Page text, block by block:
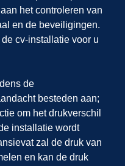
het controleren van
en de beveiligingen.
cv-installatie voor u
de
besteden aan;
om het drukverschil
installatie wordt
zal de druk van
en kan de druk